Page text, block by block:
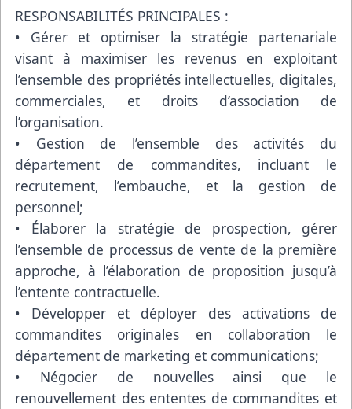
RESPONSABILITÉS PRINCIPALES :
• Gérer et optimiser la stratégie partenariale
visant à maximiser les revenus en exploitant
l’ensemble des propriétés intellectuelles, digitales,
commerciales, et droits d’association de
l’organisation.
• Gestion de l’ensemble des activités du
département de commandites, incluant le
recrutement, l’embauche, et la gestion de
personnel;
• Élaborer la stratégie de prospection, gérer
l’ensemble de processus de vente de la première
approche, à l’élaboration de proposition jusqu’à
l’entente contractuelle.
• Développer et déployer des activations de
commandites originales en collaboration le
département de marketing et communications;
• Négocier de nouvelles ainsi que le
renouvellement des ententes de commandites et